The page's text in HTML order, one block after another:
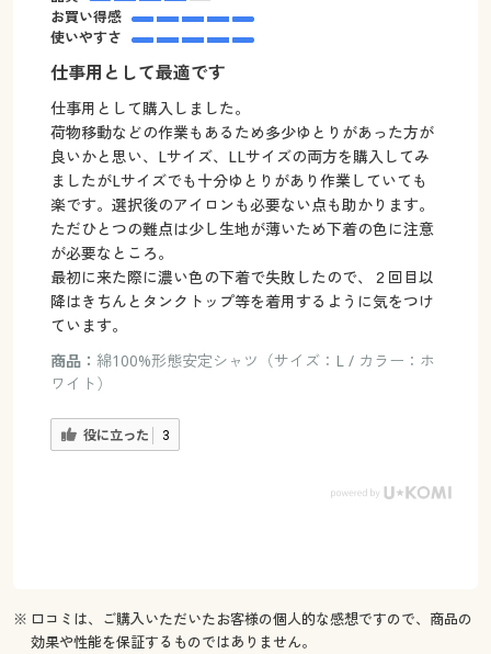
お買い得感
使いやすさ
仕事用として最適です
仕事用として購入しました。
荷物移動などの作業もあるため多少ゆとりがあった方が
良いかと思い、Lサイズ、LLサイズの両方を購入してみ
ましたがLサイズでも十分ゆとりがあり作業していても
楽です。選択後のアイロンも必要ない点も助かります。
ただひとつの難点は少し生地が薄いため下着の色に注意
が必要なところ。
最初に来た際に濃い色の下着で失敗したので、２回目以
降はきちんとタンクトップ等を着用するように気をつけ
ています。
商品： 綿100%形態安定シャツ（サイズ：L / カラー：ホ
ワイト）
役に立った 3
※ 口コミは、ご購入いただいたお客様の個人的な感想ですので、商品の
効果や性能を保証するものではありません。